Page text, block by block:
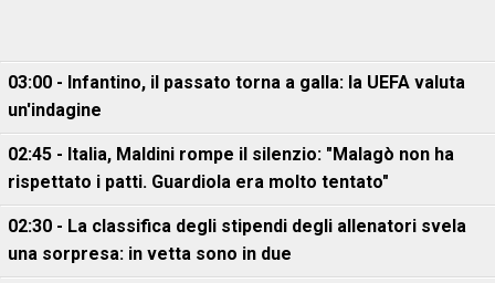
03:00 - Infantino, il passato torna a galla: la UEFA valuta
un'indagine
02:45 - Italia, Maldini rompe il silenzio: "Malagò non ha
rispettato i patti. Guardiola era molto tentato"
02:30 - La classifica degli stipendi degli allenatori svela
una sorpresa: in vetta sono in due